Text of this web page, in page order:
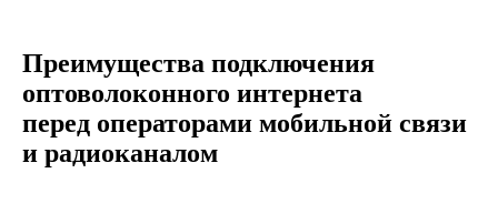
Преимущества подключения
оптоволоконного интернета
перед операторами мобильной связи
и радиоканалом